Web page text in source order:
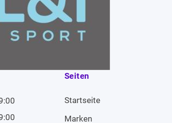
Seiten
Startseite
Marken